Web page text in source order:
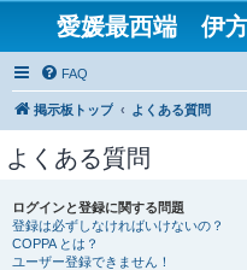
愛媛最西端 伊
FAQ
掲示板トップ よくある質問
よくある質問
ログインと登録に関する問題
登録は必ずしなければいけないの？
COPPA とは？
ユーザー登録できません！